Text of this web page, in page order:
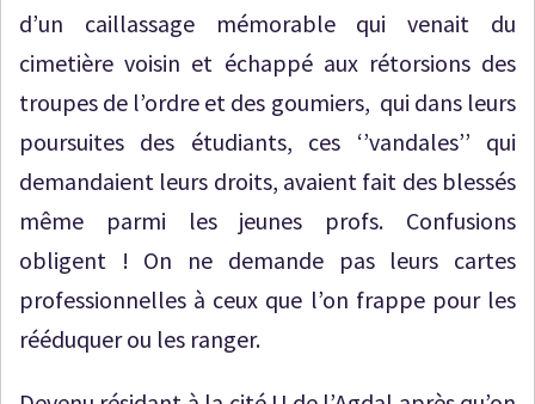
d’un caillassage mémorable qui venait du
cimetière voisin et échappé aux rétorsions des
troupes de l’ordre et des goumiers, qui dans leurs
poursuites des étudiants, ces ‘’vandales’’ qui
demandaient leurs droits, avaient fait des blessés
même parmi les jeunes profs. Confusions
obligent ! On ne demande pas leurs cartes
professionnelles à ceux que l’on frappe pour les
rééduquer ou les ranger.